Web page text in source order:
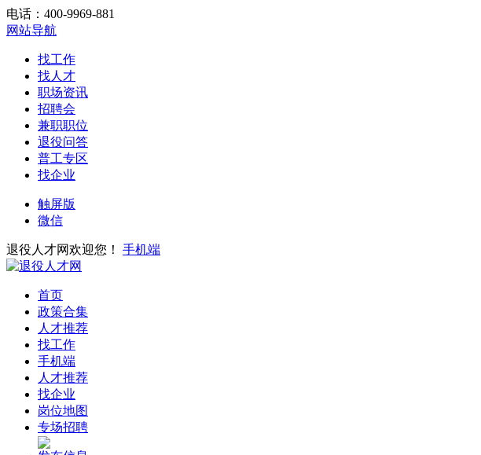
电话：400-9969-881
网站导航
找工作
找人才
职场资讯
招聘会
兼职职位
退役问答
普工专区
找企业
触屏版
微信
退役人才网欢迎您！ 手机端
首页
政策合集
人才推荐
找工作
手机端
人才推荐
找企业
岗位地图
专场招聘